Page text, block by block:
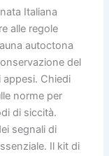
Italiana
alle regole
autoctona
del
Chiedi
norme per
di siccità.
segnali di
Il kit di